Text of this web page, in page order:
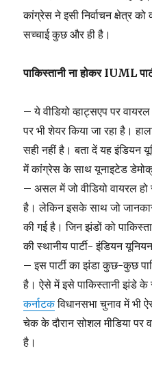
कांग्रेस ने इसी निर्वाचन क्षेत्र को
सच्चाई कुछ और ही है।
पाकिस्तानी ना होकर IUML
– ये वीडियो व्हाट्सएप पर
पर भी शेयर किया जा रहा है।
सही नहीं है। बता दें यह इंडियन
में कांग्रेस के साथ यूनाइटेड
– असल में जो वीडियो वायरल हो
है। लेकिन इसके साथ जो
की गई है। जिन झंडों को
की स्थानीय पार्टी- इंडियन
– इस पार्टी का झंडा कुछ-कुछ
है। ऐसे में इसे पाकिस्तानी झंडे के
कर्नाटकविधानसभा चुनाव में भी
चेक के दौरान सोशल मीडिया पर
है।